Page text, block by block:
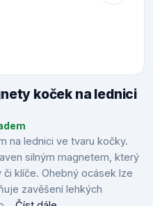
koček na lednici
na lednici ve tvaru kočky.
silným magnetem, který
klíče. Ohebný ocásek lze
zavěšení lehkých